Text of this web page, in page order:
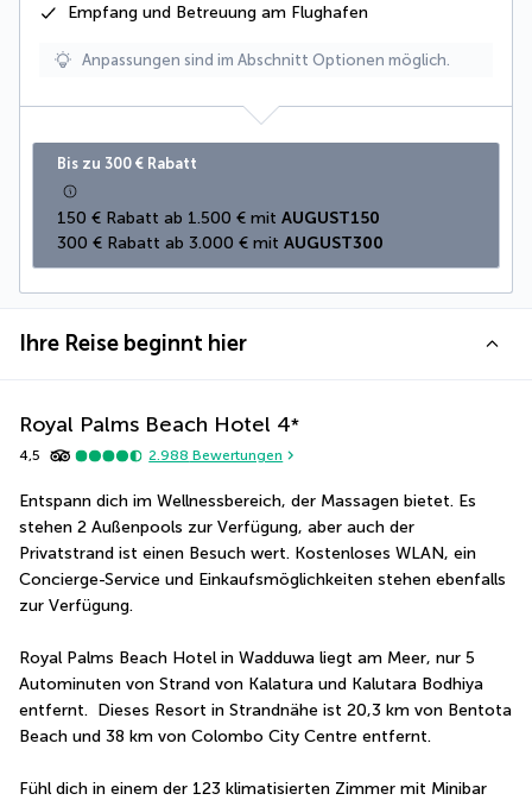
Empfang und Betreuung am Flughafen
Anpassungen sind im Abschnitt Optionen möglich.
Bis zu 300 € Rabatt
150 € Rabatt ab 1.500 € mit AUGUST150
300 € Rabatt ab 3.000 € mit AUGUST300
Ihre Reise beginnt hier
Royal Palms Beach Hotel 4*
4,5 2.988 Bewertungen
Entspann dich im Wellnessbereich, der Massagen bietet. Es
stehen 2 Außenpools zur Verfügung, aber auch der
Privatstrand ist einen Besuch wert. Kostenloses WLAN, ein
Concierge-Service und Einkaufsmöglichkeiten stehen ebenfalls
zur Verfügung.
Royal Palms Beach Hotel in Wadduwa liegt am Meer, nur 5
Autominuten von Strand von Kalatura und Kalutara Bodhiya
entfernt.  Dieses Resort in Strandnähe ist 20,3 km von Bentota
Beach und 38 km von Colombo City Centre entfernt.
Fühl dich in einem der 123 klimatisierten Zimmer mit Minibar